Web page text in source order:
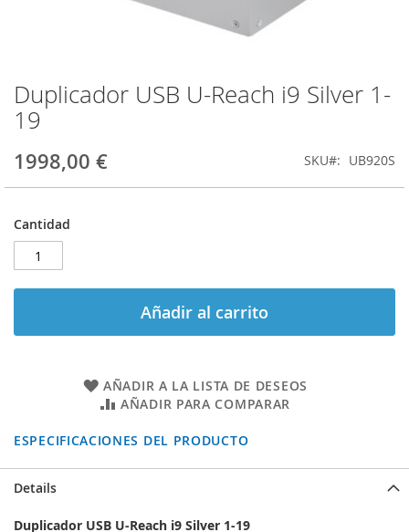
Duplicador USB U-Reach i9 Silver 1-
19
1998,00 € SKU UB920S
Cantidad
Añadir al carrito
AÑADIR A LA LISTA DE DESEOS
AÑADIR PARA COMPARAR
ESPECIFICACIONES DEL PRODUCTO
Saltar
al
comienzo
la
imágenes
Details
Duplicador USB U-Reach i9 Silver 1-19